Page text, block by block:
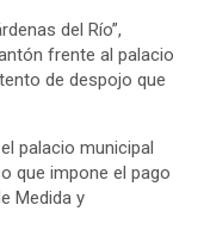
del Río”,
frente al palacio
de despojo que
palacio municipal
que impone el pago
Medida y